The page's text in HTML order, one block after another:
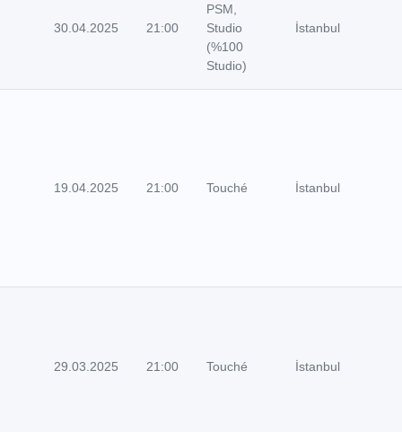
30.04.2025 21:00
PSM,
Studio
(%100
Studio)
İstanbul
19.04.2025 21:00 Touché İstanbul
29.03.2025 21:00 Touché İstanbul